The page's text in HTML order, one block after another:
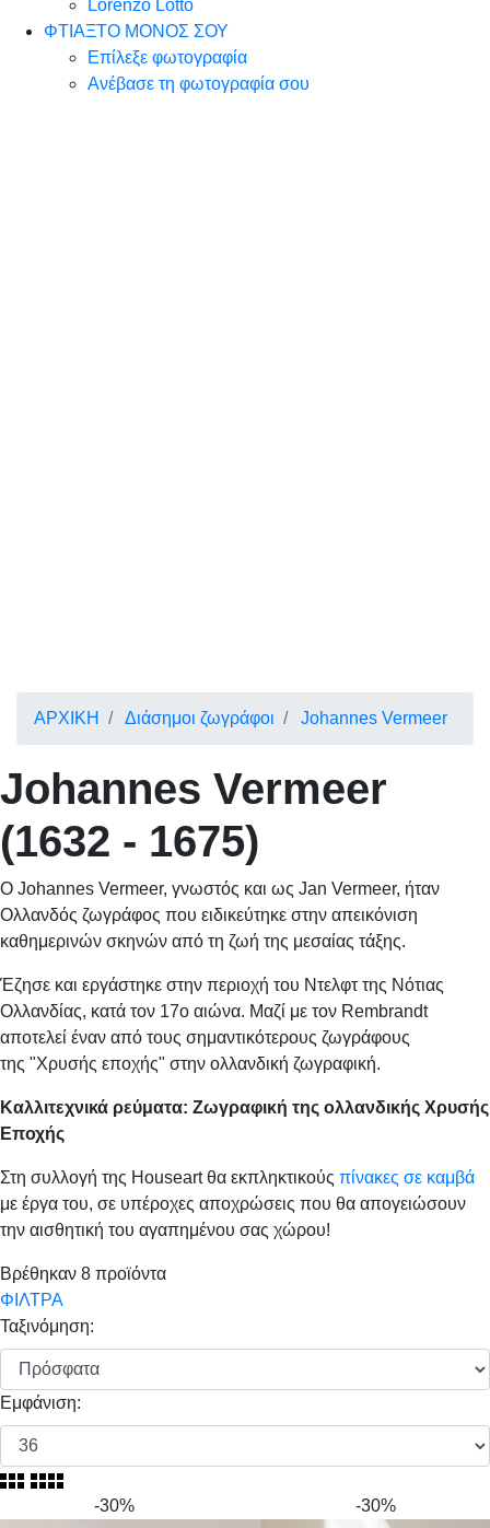
Lorenzo Lotto
ΦΤΙΑΞΤΟ ΜΟΝΟΣ ΣΟΥ
Επίλεξε φωτογραφία
Ανέβασε τη φωτογραφία σου
ΑΡΧΙΚΗ Διάσημοι ζωγράφοι Johannes Vermeer
Johannes Vermeer
(1632 - 1675)
Ο Johannes Vermeer, γνωστός και ως Jan Vermeer, ήταν
Ολλανδός ζωγράφος που ειδικεύτηκε στην απεικόνιση
καθημερινών σκηνών από τη ζωή της μεσαίας τάξης.
Έζησε και εργάστηκε στην περιοχή του Ντελφτ της Νότιας
Ολλανδίας, κατά τον 17ο αιώνα. Μαζί με τον Rembrandt
αποτελεί έναν από τους σημαντικότερους ζωγράφους
της "Χρυσής εποχής" στην ολλανδική ζωγραφική.
Καλλιτεχνικά ρεύματα: Ζωγραφική της ολλανδικής Χρυσής
Εποχής
Στη συλλογή της Houseart θα εκπληκτικούς πίνακες σε καμβά
με έργα του, σε υπέροχες αποχρώσεις που θα απογειώσουν
την αισθητική του αγαπημένου σας χώρου!
Βρέθηκαν 8 προϊόντα
ΦΙΛΤΡΑ
Ταξινόμηση:
Εμφάνιση:
-30% -30%